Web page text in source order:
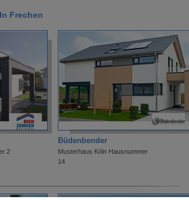
Frechen
2
Büdenbender
Musterhaus Köln Hausnummer
14